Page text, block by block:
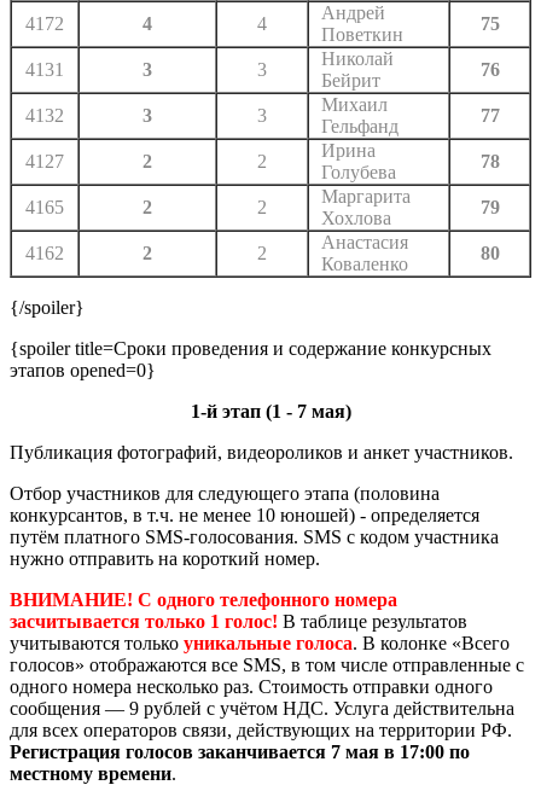
4172 4 4
Андрей
Поветкин
75
4131 3 3
Николай
Бейрит
76
4132 3 3
Михаил
Гельфанд
77
4127 2 2
Ирина
Голубева
78
4165 2 2
Маргарита
Хохлова
79
4162 2 2
Анастасия
Коваленко
80
{/spoiler}
{spoiler title=Сроки проведения и содержание конкурсных
этапов opened=0}
1-й этап (1 - 7 мая)
Публикация фотографий, видеороликов и анкет участников.
Отбор участников для следующего этапа (половина
конкурсантов, в т.ч. не менее 10 юношей) - определяется
путём платного SMS-голосования. SMS с кодом участника
нужно отправить на короткий номер.
ВНИМАНИЕ! С одного телефонного номера
засчитывается только 1 голос! В таблице результатов
учитываются только уникальные голоса. В колонке «Всего
голосов» отображаются все SMS, в том числе отправленные с
одного номера несколько раз. Стоимость отправки одного
сообщения — 9 рублей с учётом НДС. Услуга действительна
для всех операторов связи, действующих на территории РФ.
Регистрация голосов заканчивается 7 мая в 17:00 по
местному времени.